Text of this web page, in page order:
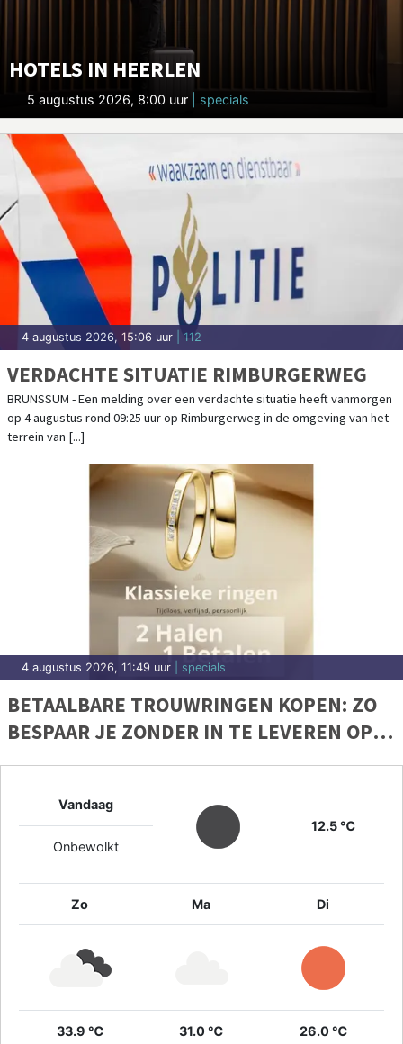
HOTELS IN HEERLEN
5 augustus 2026, 8:00 uur | specials
4 augustus 2026, 15:06 uur | 112
VERDACHTE SITUATIE RIMBURGERWEG
BRUNSSUM - Een melding over een verdachte situatie heeft vanmorgen
op 4 augustus rond 09:25 uur op Rimburgerweg in de omgeving van het
terrein van [...]
4 augustus 2026, 11:49 uur | specials
BETAALBARE TROUWRINGEN KOPEN: ZO
BESPAAR JE ZONDER IN TE LEVEREN OP
KWALITEIT
Vandaag
12.5 ℃
Onbewolkt
Zo Ma Di
33.9 ℃ 31.0 ℃ 26.0 ℃